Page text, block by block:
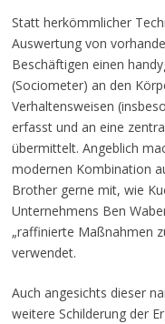
Statt herkömmlicher
Auswertung von
Beschäftigen einen
(Sociometer) an den
Verhaltensweisen
erfasst und an eine
übermittelt. Angeblich
modernen Kombination
Brother gerne mit, wie
Unternehmens Ben
„raffinierte Maßnahmen
verwendet.
Auch angesichts dieser
weitere Schilderung der